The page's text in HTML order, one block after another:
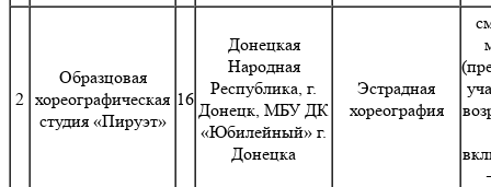
2
Образцовая
хореографическая
студия «Пируэт»
16
Донецкая
Народная
Республика, г.
Донецк, МБУ ДК
«Юбилейный» г.
Донецка
Эстрадная
хореография